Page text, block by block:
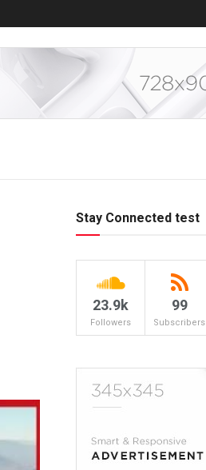
Stay Connected test
23.9k
Followers
99
Subscribers